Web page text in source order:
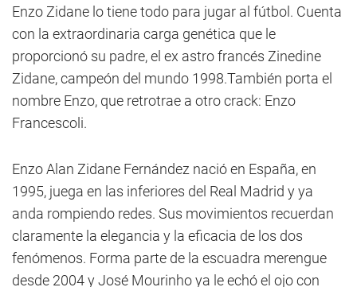
Enzo Zidane lo tiene todo para jugar al fútbol. Cuenta
con la extraordinaria carga genética que le
proporcionó su padre, el ex astro francés Zinedine
Zidane, campeón del mundo 1998.También porta el
nombre Enzo, que retrotrae a otro crack: Enzo
Francescoli.
Enzo Alan Zidane Fernández nació en España, en
1995, juega en las inferiores del Real Madrid y ya
anda rompiendo redes. Sus movimientos recuerdan
claramente la elegancia y la eficacia de los dos
fenómenos. Forma parte de la escuadra merengue
desde 2004 y José Mourinho ya le echó el ojo con